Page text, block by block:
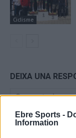
Ebre Sports -
Information
Ciclisme
DEIXA UNA